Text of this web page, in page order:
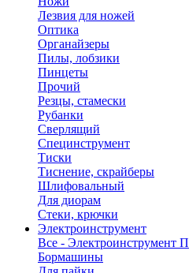
Лезвия для ножей
Оптика
Органайзеры
Пилы, лобзики
Пинцеты
Прочий
Резцы, стамески
Рубанки
Сверлящий
Специнструмент
Тиски
Тиснение, скрайберы
Шлифовальный
Для диорам
Стеки, крючки
Электроинструмент
Все - Электроинструмент
Бормашины